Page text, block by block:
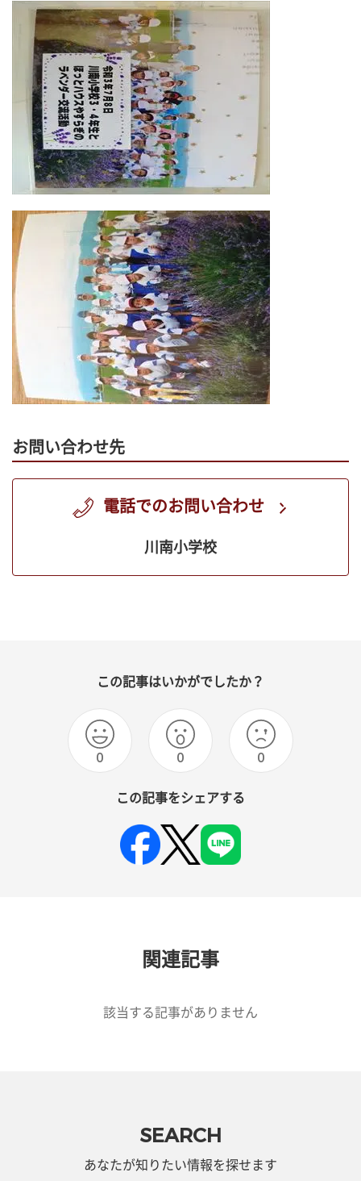
お問い合わせ先
電話でのお問い合わせ
川南小学校
この記事はいかがでしたか？
0 0 0
この記事をシェアする
関連記事
該当する記事がありません
SEARCH
あなたが知りたい情報を探せます